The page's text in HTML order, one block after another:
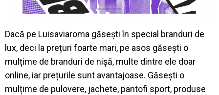
Dacă pe Luisaviaroma găsești în special branduri de
lux, deci la prețuri foarte mari, pe asos găsești o
mulțime de branduri de nișă, multe dintre ele doar
online, iar prețurile sunt avantajoase. Găsești o
mulțime de pulovere, jachete, pantofi sport, produse